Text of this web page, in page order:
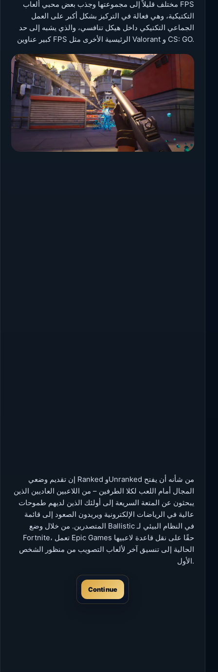
مختلف قليلاً إلى مجموعتها وجذب بعض محبي ألعاب FPS
التكتيكية، وهي فعالة في التركيز بشكل أكبر على العمل
الجماعي التكتيكي داخل هيكل تنافسي، والذي يشبه إلى حد
كبير عناوين FPS الرئيسية الأخرى مثل Valorant و CS: GO.
إن تقديم وضعي Ranked وUnranked من شأنه أن يفتح
المجال أمام اللعب لكلا الطرفين – من اللاعبين العاديين الذين
يبحثون عن المتعة السريعة إلى أولئك الذين لديهم طموحات
عالية في الرياضات الإلكترونية ويريدون الصعود إلى قائمة
المتصدرين. من خلال وضع Ballistic في النظام البيئي لـ
Fortnite، تعمل Epic Games حقًا على نقل قاعدة لاعبيها
الحالية إلى تنسيق آخر لألعاب التصويب من منظور الشخص
الأول.
Continue